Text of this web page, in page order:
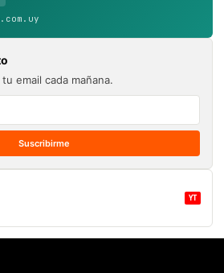
email cada mañana.
Suscribirme
YT